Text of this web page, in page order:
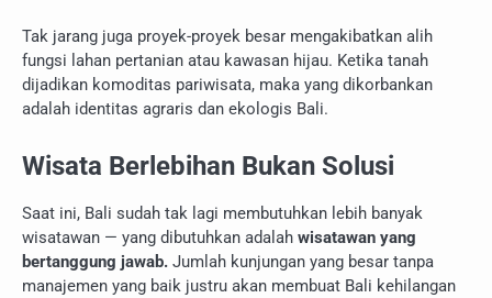
Tak jarang juga proyek-proyek besar mengakibatkan alih
fungsi lahan pertanian atau kawasan hijau. Ketika tanah
dijadikan komoditas pariwisata, maka yang dikorbankan
adalah identitas agraris dan ekologis Bali.
Wisata Berlebihan Bukan Solusi
Saat ini, Bali sudah tak lagi membutuhkan lebih banyak
wisatawan — yang dibutuhkan adalah wisatawan yang
bertanggung jawab. Jumlah kunjungan yang besar tanpa
manajemen yang baik justru akan membuat Bali kehilangan